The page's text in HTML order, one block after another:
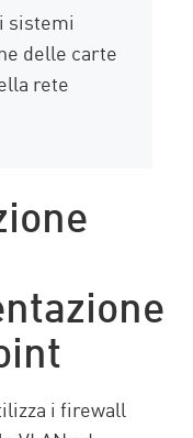
sistemi
delle carte
rete
i firewall